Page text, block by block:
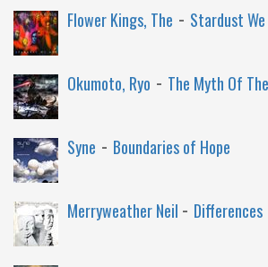
Flower Kings, The - Stardust
Okumoto, Ryo - The Myth Of
Syne - Boundaries of Hope
Merryweather Neil - Differences